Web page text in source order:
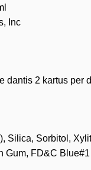
Inc
dantis 2 kartus per
Silica, Sorbitol,
Gum, FD&C